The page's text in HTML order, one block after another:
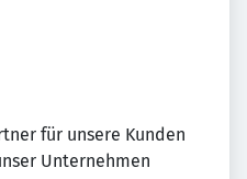
für unsere Kunden
Unternehmen